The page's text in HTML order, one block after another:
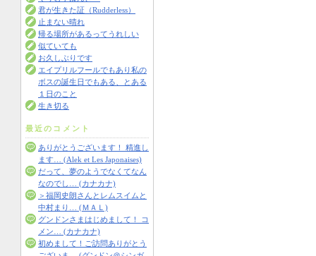
君が生きた証（Rudderless）
止まない晴れ
帰る場所があるってうれしい
似ていても
お久しぶりです
エイプリルフールでもあり私の
ボスの誕生日でもある、とある
１日のこと
生き切る
最近のコメント
ありがとうございます！ 精進し
ます… (Alek et Les Japonaises)
だって、夢のようでなくてなん
なのでし… (カナカナ)
＞福岡史朗さんとレムスイムと
中村まり… (ＭＡＬ)
グンドンさまはじめまして！ コ
メン… (カナカナ)
初めまして！ご訪問ありがとう